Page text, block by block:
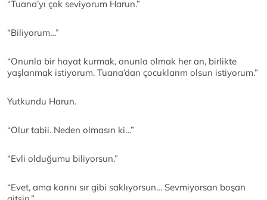
“Tuana’yı çok seviyorum Harun.”
“Biliyorum…”
“Onunla bir hayat kurmak, onunla olmak her an, birlikte
yaşlanmak istiyorum. Tuana’dan çocuklarım olsun istiyorum.”
Yutkundu Harun.
“Olur tabii. Neden olmasın ki…”
“Evli olduğumu biliyorsun.”
“Evet, ama karını sır gibi saklıyorsun… Sevmiyorsan boşan